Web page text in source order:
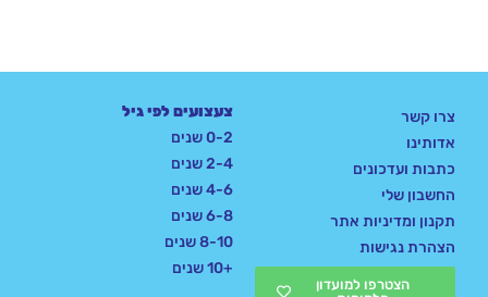
צרו קשר
אדותינו
כתבות ועדכונים
החשבון שלי
תקנון ומדיניות אתר
הצהרת נגישות
הצטרפו למועדון
צעצועים לפי גיל
0-2 שנים
2-4 שנים
4-6 שנים
6-8 שנים
8-10 שנים
+10 שנים